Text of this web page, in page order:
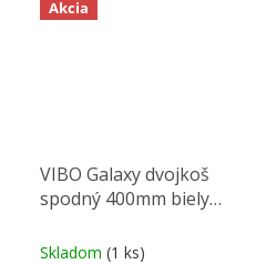
Akcia
VIBO Galaxy dvojkoš
spodný 400mm biely
Skladom (1 ks)